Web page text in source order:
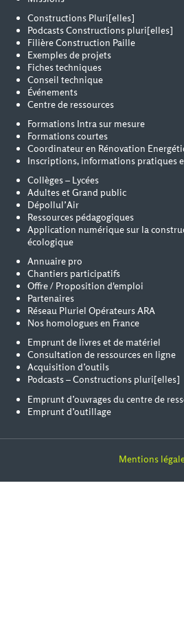
Constructions Pluri[elles]
Podcasts Constructions pluri[elles]
Filière Construction Paille
Exemples de projets
Fiches techniques
Conseil technique
Événements
Centre de ressources
Formations Intra sur mesure
Formations courtes
Coordinateur en Rénovation
Inscriptions, informations pratiques
Collèges – Lycées
Adultes et Grand public
Dépollul’Air
Ressources pédagogiques
Application numérique sur la
écologique
Annuaire pro
Chantiers participatifs
Offre / Proposition d'emploi
Partenaires
Réseau Pluriel Opérateurs ARA
Nos homologues en France
Emprunt de livres et de matériel
Consultation de ressources en ligne
Acquisition d’outils
Podcasts – Constructions pluri[elles]
Emprunt d’ouvrages du centre de
Emprunt d’outillage
Mentions